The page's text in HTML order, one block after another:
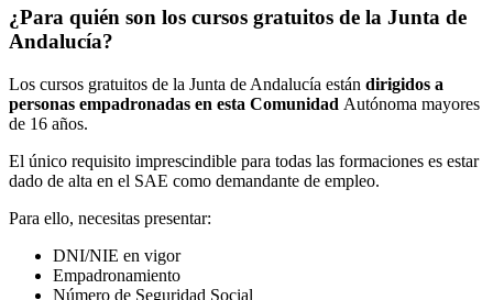
¿Para quién son los cursos gratuitos de la Junta de
Andalucía?
Los cursos gratuitos de la Junta de Andalucía están dirigidos a
personas empadronadas en esta Comunidad Autónoma mayores
de 16 años.
El único requisito imprescindible para todas las formaciones es estar
dado de alta en el SAE como demandante de empleo.
Para ello, necesitas presentar:
DNI/NIE en vigor
Empadronamiento
Número de Seguridad Social